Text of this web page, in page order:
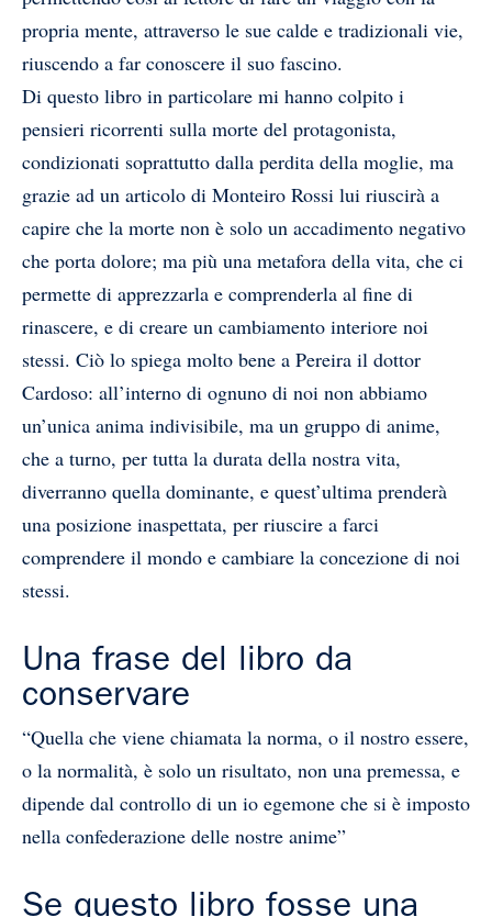
propria mente, attraverso le sue calde e tradizionali vie,
riuscendo a far conoscere il suo fascino.
Di questo libro in particolare mi hanno colpito i
pensieri ricorrenti sulla morte del protagonista,
condizionati soprattutto dalla perdita della moglie, ma
grazie ad un articolo di Monteiro Rossi lui riuscirà a
capire che la morte non è solo un accadimento negativo
che porta dolore; ma più una metafora della vita, che ci
permette di apprezzarla e comprenderla al fine di
rinascere, e di creare un cambiamento interiore noi
stessi. Ciò lo spiega molto bene a Pereira il dottor
Cardoso: all’interno di ognuno di noi non abbiamo
un’unica anima indivisibile, ma un gruppo di anime,
che a turno, per tutta la durata della nostra vita,
diverranno quella dominante, e quest’ultima prenderà
una posizione inaspettata, per riuscire a farci
comprendere il mondo e cambiare la concezione di noi
stessi.
Una frase del libro da
conservare
“Quella che viene chiamata la norma, o il nostro essere,
o la normalità, è solo un risultato, non una premessa, e
dipende dal controllo di un io egemone che si è imposto
nella confederazione delle nostre anime”
Se questo libro fosse una